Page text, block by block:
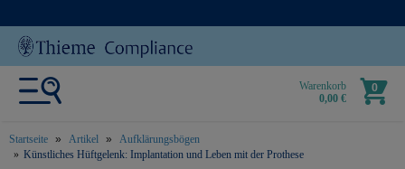
Warenkorb
0,00 €
0
Startseite Artikel
Aufklärungsbögen
Künstliches Hüftgelenk: Implantation und Leben mit der Prothese